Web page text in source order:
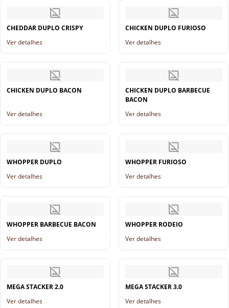
CHEDDAR DUPLO CRISPY
Ver detalhes
CHICKEN DUPLO FURIOSO
Ver detalhes
CHICKEN DUPLO BACON
Ver detalhes
CHICKEN DUPLO BARBECUE
BACON
Ver detalhes
WHOPPER DUPLO
Ver detalhes
WHOPPER FURIOSO
Ver detalhes
WHOPPER BARBECUE BACON
Ver detalhes
WHOPPER RODEIO
Ver detalhes
MEGA STACKER 2.0
Ver detalhes
MEGA STACKER 3.0
Ver detalhes